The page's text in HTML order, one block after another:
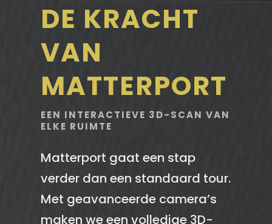
DE KRACHT
VAN
MATTERPORT
EEN INTERACTIEVE 3D-SCAN VAN
ELKE RUIMTE
Matterport gaat een stap
verder dan een standaard tour.
Met geavanceerde camera’s
maken we een volledige 3D-